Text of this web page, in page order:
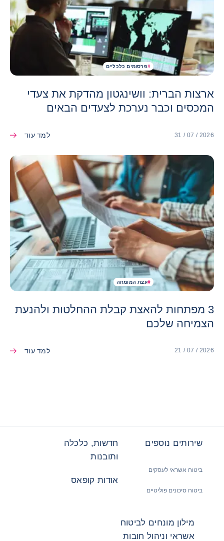
#פרסומים כלכליים
ארצות הברית: וושינגטון מהדקת את צעדי
המכסים וכבר נערכת לצעדים הבאים
31 / 07 / 2026 למד עוד
#עצת המומחה
3 מפתחות להאצת קבלת ההחלטות ולהנעת
הצמיחה שלכם
21 / 07 / 2026 למד עוד
שירותים נוספים
ביטוח אשראי לעסקים
ביטוח סיכונים פוליטיים
חדשות, כלכלה
ותובנות
אודות קופאס
מילון מונחים לביטוח
אשראי וניהול חובות